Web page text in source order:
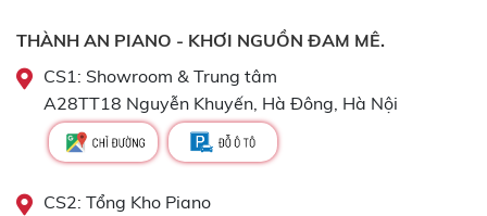
THÀNH AN PIANO - KHƠI NGUỒN ĐAM MÊ.
CS1: Showroom & Trung tâm
A28TT18 Nguyễn Khuyến, Hà Đông, Hà Nội
CS2: Tổng Kho Piano